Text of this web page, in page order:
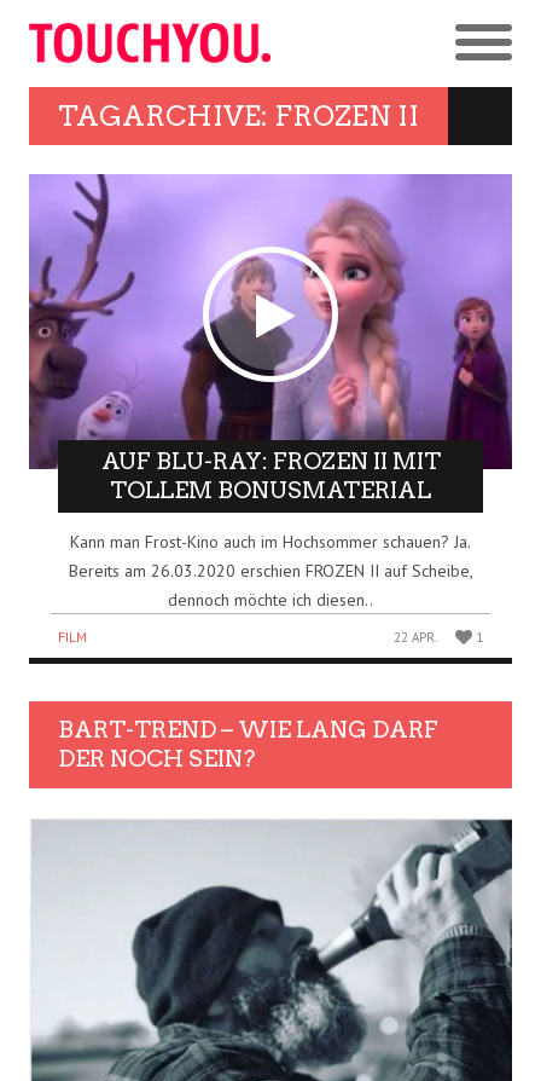
TAGARCHIVE: FROZEN II
AUF BLU-RAY: FROZEN II MIT
TOLLEM BONUSMATERIAL
Kann man Frost-Kino auch im Hochsommer schauen? Ja.
Bereits am 26.03.2020 erschien FROZEN II auf Scheibe,
dennoch möchte ich diesen..
FILM 22 APR. 1
BART-TREND – WIE LANG DARF
DER NOCH SEIN?